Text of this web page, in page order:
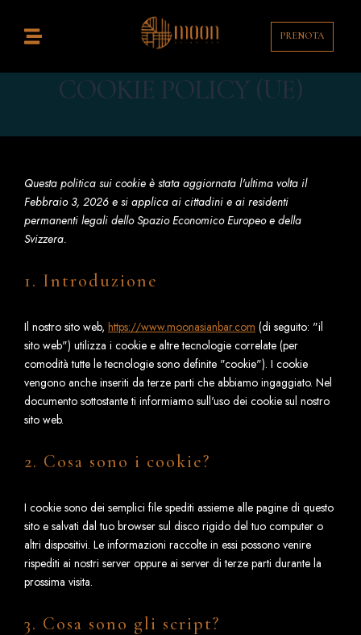
PRENOTA
COOKIE POLICY (UE)
Questa politica sui cookie è stata aggiornata l'ultima volta il
Febbraio 3, 2026 e si applica ai cittadini e ai residenti
permanenti legali dello Spazio Economico Europeo e della
Svizzera.
1. Introduzione
Il nostro sito web, https://www.moonasianbar.com (di seguito: "il
sito web") utilizza i cookie e altre tecnologie correlate (per
comodità tutte le tecnologie sono definite "cookie"). I cookie
vengono anche inseriti da terze parti che abbiamo ingaggiato. Nel
documento sottostante ti informiamo sull'uso dei cookie sul nostro
sito web.
2. Cosa sono i cookie?
I cookie sono dei semplici file spediti assieme alle pagine di questo
sito e salvati dal tuo browser sul disco rigido del tuo computer o
altri dispositivi. Le informazioni raccolte in essi possono venire
rispediti ai nostri server oppure ai server di terze parti durante la
prossima visita.
3. Cosa sono gli script?